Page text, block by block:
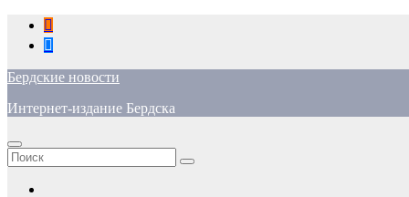
Перейти
содержимому
Бердские новости
Интернет-издание Бердска